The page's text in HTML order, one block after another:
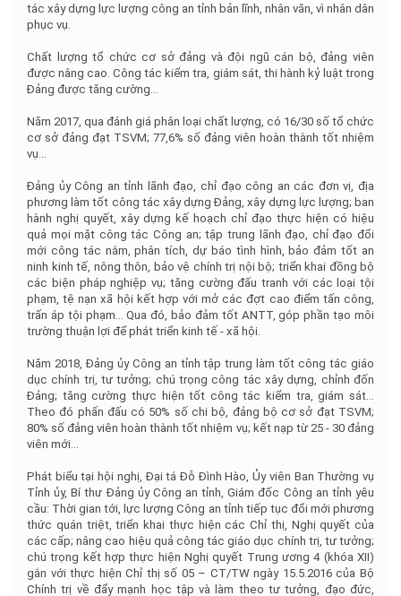
tác xây dựng lực lượng công an tỉnh bản lĩnh, nhân văn, vì nhân dân
phục vụ.
Chất lượng tổ chức cơ sở đảng và đội ngũ cán bộ, đảng viên
được nâng cao. Công tác kiểm tra, giám sát, thi hành kỷ luật trong
Đảng được tăng cường…
Năm 2017, qua đánh giá phân loại chất lượng, có 16/30 số tổ chức
cơ sở đảng đạt TSVM; 77,6% số đảng viên hoàn thành tốt nhiệm
vụ...
Đảng ủy Công an tỉnh lãnh đạo, chỉ đạo công an các đơn vị, địa
phương làm tốt công tác xây dựng Đảng, xây dựng lực lượng; ban
hành nghị quyết, xây dựng kế hoạch chỉ đạo thực hiện có hiệu
quả mọi mặt công tác Công an; tập trung lãnh đạo, chỉ đạo đổi
mới công tác nắm, phân tích, dự báo tình hình, bảo đảm tốt an
ninh kinh tế, nông thôn, bảo vệ chính trị nội bộ; triển khai đồng bộ
các biện pháp nghiệp vụ; tăng cường đấu tranh với các loại tội
phạm, tệ nạn xã hội kết hợp với mở các đợt cao điểm tấn công,
trấn áp tội phạm… Qua đó, bảo đảm tốt ANTT, góp phần tạo môi
trường thuận lợi để phát triển kinh tế - xã hội.
Năm 2018, Đảng ủy Công an tỉnh tập trung làm tốt công tác giáo
dục chính trị, tư tưởng; chú trọng công tác xây dựng, chỉnh đốn
Đảng; tăng cường thực hiện tốt công tác kiểm tra, giám sát…
Theo đó phấn đấu có 50% số chi bộ, đảng bộ cơ sở đạt TSVM;
80% số đảng viên hoàn thành tốt nhiệm vụ; kết nạp từ 25 - 30 đảng
viên mới...
Phát biểu tại hội nghị, Đại tá Đỗ Đình Hào, Ủy viên Ban Thường vụ
Tỉnh ủy, Bí thư Đảng ủy Công an tỉnh, Giám đốc Công an tỉnh yêu
cầu: Thời gian tới, lực lượng Công an tỉnh tiếp tục đổi mới phương
thức quán triệt, triển khai thực hiện các Chỉ thị, Nghị quyết của
các cấp; nâng cao hiệu quả công tác giáo dục chính trị, tư tưởng;
chú trọng kết hợp thực hiện Nghị quyết Trung ương 4 (khóa XII)
gắn với thực hiện Chỉ thị số 05 – CT/TW ngày 15.5.2016 của Bộ
Chính trị về đẩy mạnh học tập và làm theo tư tưởng, đạo đức,